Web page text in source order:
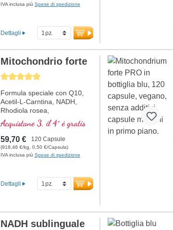
IVA inclusa più Spese di spedizione
Dettagli
Average rating of 5 out of 5 stars
Mitochondrio forte
Formula speciale con Q10,
Acetil-L-Carntina, NADH,
Rhodiola rosea,
Fosfatidilserina, Glutatione,
Cordyceps e rame, che
contribuisce al normale
metabolismo di energia (sotto
forma di ATP nella catena
Acquistane 3, il 4° è gratis
59,70 € 120 Capsule
(918,46 €/kg, 0,50 €/Capsula)
IVA inclusa più Spese di spedizione
Dettagli
NADH sublinguale